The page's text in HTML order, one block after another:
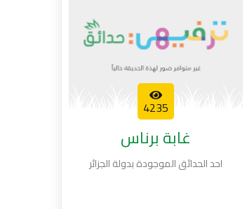
4235
غابة برناس
احد الحدائق الموجودة بدولة الجزائر